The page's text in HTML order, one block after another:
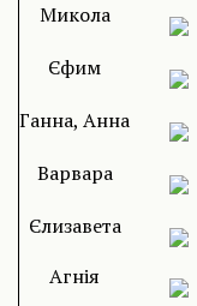
Микола
Єфим
Ганна, Анна
Варвара
Єлизавета
Агнія